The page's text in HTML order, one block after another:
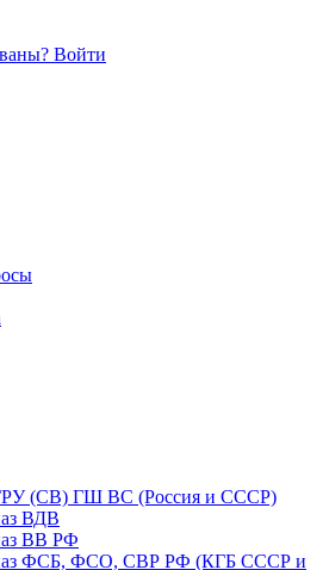
Войти
(СВ) ГШ ВС (Россия и СССР)
ВДВ
ВВ РФ
ФСБ, ФСО, СВР РФ (КГБ СССР и